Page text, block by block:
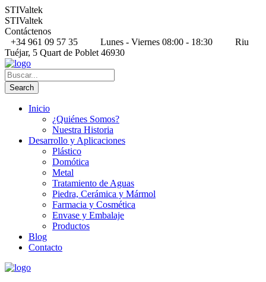
STIValtek
STIValtek
Contáctenos
+34 961 09 57 35
Lunes - Viernes 08:00 - 18:30
Riu
Tuéjar, 5 Quart de Poblet 46930
Inicio
¿Quiénes Somos?
Nuestra Historia
Desarrollo y Aplicaciones
Plástico
Domótica
Metal
Tratamiento de Aguas
Piedra, Cerámica y Mármol
Farmacia y Cosmética
Envase y Embalaje
Productos
Blog
Contacto